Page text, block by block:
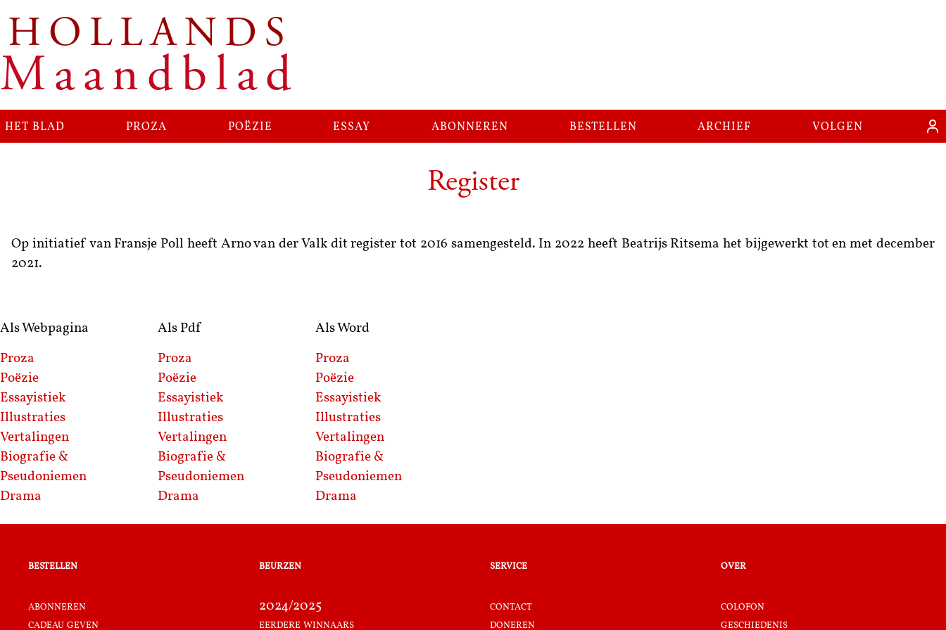
Ga
naar
de
inhoud
HOLLANDS
Maandblad
het blad proza poëzie essay abonneren bestellen archief volgen
Register
Op initiatief van Fransje Poll heeft Arno van der Valk dit register tot 2016 samengesteld. In 2022 heeft Beatrijs Ritsema het bijgewerkt tot en met december
2021.
Als Webpagina
Proza
Poëzie
Essayistiek
Illustraties
Vertalingen
Biografie &
Pseudoniemen
Drama
Als Pdf
Proza
Poëzie
Essayistiek
Illustraties
Vertalingen
Biografie &
Pseudoniemen
Drama
Als Word
Proza
Poëzie
Essayistiek
Illustraties
Vertalingen
Biografie &
Pseudoniemen
Drama
bestellen
abonneren
cadeau geven
beurzen
2024/2025
eerdere winnaars
service
contact
doneren
over
colofon
geschiedenis